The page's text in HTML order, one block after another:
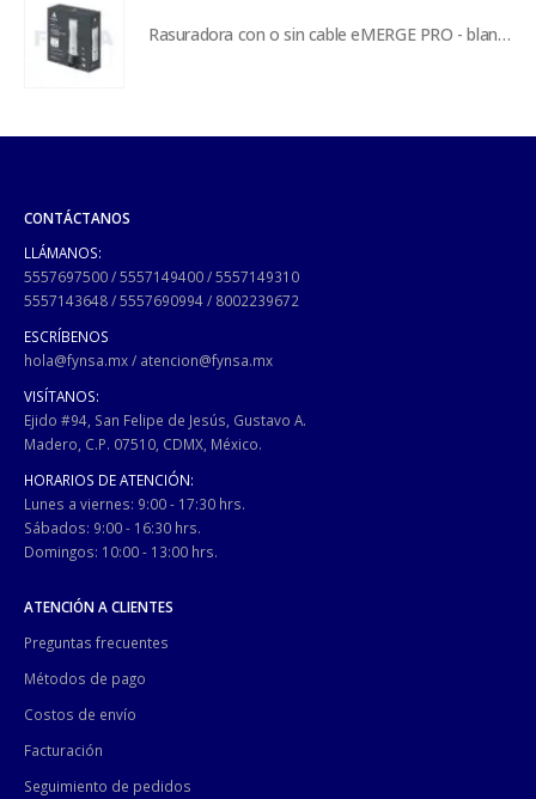
Rasuradora con o sin cable eMERGE PRO - blanca
CONTÁCTANOS
LLÁMANOS:
5557697500/5557149400/5557149310
5557143648/5557690994/ 8002239672
ESCRÍBENOS
hola@fynsa.mx/ atencion@fynsa.mx
VISÍTANOS:
Ejido #94, San Felipe de Jesús, Gustavo A.
Madero, C.P. 07510, CDMX, México.
HORARIOS DE ATENCIÓN:
Lunes a viernes: 9:00 - 17:30 hrs.
Sábados: 9:00 - 16:30 hrs.
Domingos: 10:00 - 13:00 hrs.
ATENCIÓN A CLIENTES
Preguntas frecuentes
Métodos de pago
Costos de envío
Facturación
Seguimiento de pedidos